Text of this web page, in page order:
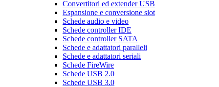
Convertitori ed extender USB
Espansione e conversione slot
Schede audio e video
Schede controller IDE
Schede controller SATA
Schede e adattatori paralleli
Schede e adattatori seriali
Schede FireWire
Schede USB 2.0
Schede USB 3.0